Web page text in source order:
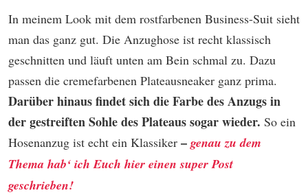
In meinem Look mit dem rostfarbenen Business-Suit sieht
man das ganz gut. Die Anzughose ist recht klassisch
geschnitten und läuft unten am Bein schmal zu. Dazu
passen die cremefarbenen Plateausneaker ganz prima.
Darüber hinaus findet sich die Farbe des Anzugs in
der gestreiften Sohle des Plateaus sogar wieder. So ein
Hosenanzug ist echt ein Klassiker – genau zu dem
Thema hab‘ ich Euch hier einen super Post
geschrieben!